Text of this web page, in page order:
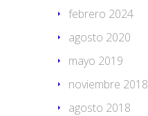
febrero 2024
agosto 2020
mayo 2019
noviembre 2018
agosto 2018